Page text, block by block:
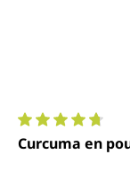
Note moyenne
Curcuma en